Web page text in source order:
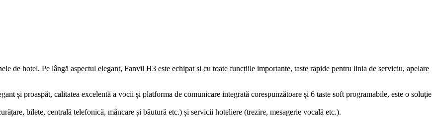
de hotel. Pe lângă aspectul elegant, Fanvil H3 este echipat și cu toate funcțiile importante, taste rapide pentru linia de serviciu, apelare
și proaspăt, calitatea excelentă a vocii și platforma de comunicare integrată corespunzătoare și 6 taste soft programabile, este o soluție
bilete, centrală telefonică, mâncare și băutură etc.) și servicii hoteliere (trezire, mesagerie vocală etc.).